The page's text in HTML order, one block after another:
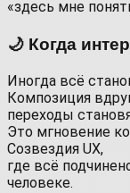
«здесь мне
🌙 Когда
Иногда всё
Композиция
переходы
Это мгновение
Созвездия UX,
где всё
человеке.